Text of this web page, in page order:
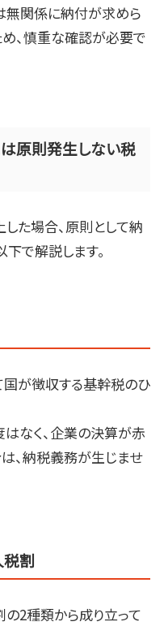
無関係に納付が求めら
、慎重な確認が必要で
原則発生しない税
た場合、原則として納
で解説します。
が徴収する基幹税のひ
なく、企業の決算が赤
、納税義務が生じませ
割
の2種類から成り立って